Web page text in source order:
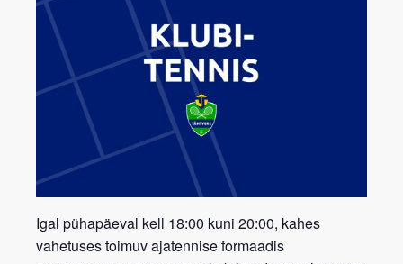
Igal pühapäeval kell 18:00 kuni 20:00, kahes
vahetuses toimuv ajatennise formaadis